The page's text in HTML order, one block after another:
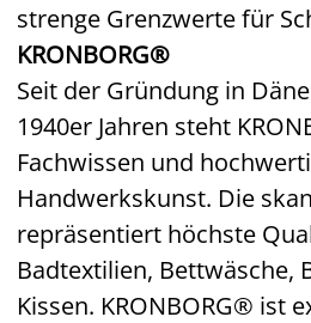
strenge Grenzwerte für
KRONBORG®
Seit der Gründung in
1940er Jahren steht
Fachwissen und
Handwerkskunst. Die
repräsentiert höchste
Badtextilien, Bettwäsche,
Kissen. KRONBORG® ist